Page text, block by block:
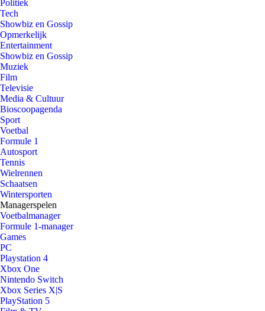
Politiek
Tech
Showbiz en Gossip
Opmerkelijk
Entertainment
Showbiz en Gossip
Muziek
Film
Televisie
Media & Cultuur
Bioscoopagenda
Sport
Voetbal
Formule 1
Autosport
Tennis
Wielrennen
Schaatsen
Wintersporten
Managerspelen
Voetbalmanager
Formule 1-manager
Games
PC
Playstation 4
Xbox One
Nintendo Switch
Xbox Series X|S
PlayStation 5